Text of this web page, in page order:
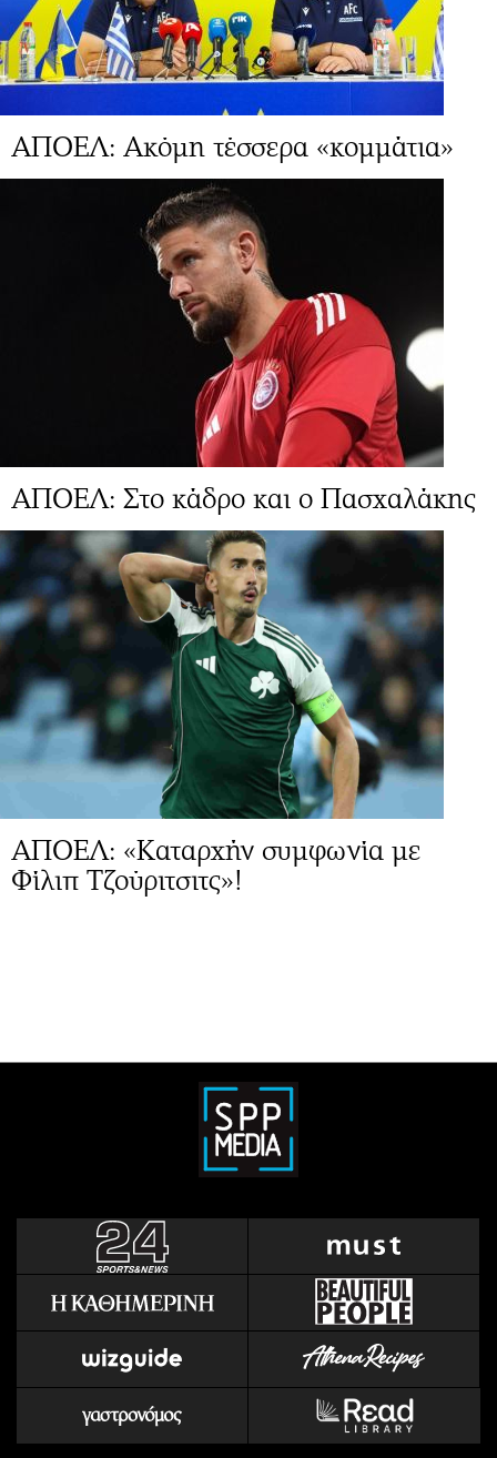
ΑΠΟΕΛ: Ακόμη τέσσερα «κομμάτια»
ΑΠΟΕΛ: Στο κάδρο και ο Πασχαλάκης
ΑΠΟΕΛ: «Καταρχήν συμφωνία με
Φίλιπ Τζούριτσιτς»!